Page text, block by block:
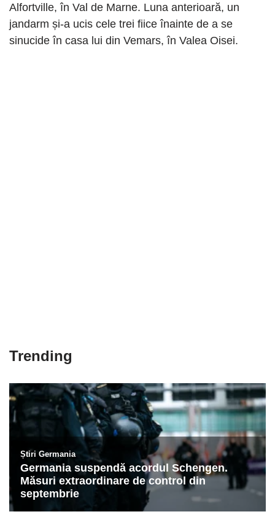
Alfortville, în Val de Marne. Luna anterioară, un
jandarm și-a ucis cele trei fiice înainte de a se
sinucide în casa lui din Vemars, în Valea Oisei.
Trending